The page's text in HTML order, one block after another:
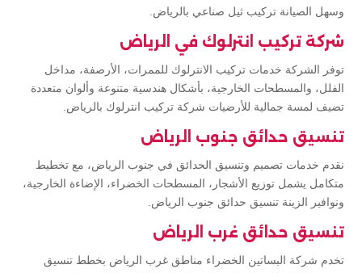
وسهل الصيانة تركيب ثيل صناعي بالرياض.
شركة تركيب انترلوك في الرياض
توفر الشركة خدمات تركيب الانترلوك للممرات، الأرصفة، مداخل
الفلل، والمسطحات الخارجية، بأشكال هندسية متنوعة وألوان متعددة
تضيف لمسة جمالية للأرضيات شركة تركيب انترلوك بالرياض.
تنسيق حدائق جنوب الرياض
نقدم خدمات تصميم وتنسيق الحدائق في جنوب الرياض، مع تخطيط
متكامل يشمل توزيع الأشجار، المسطحات الخضراء، الإضاءة الخارجية،
ونوافير الزينة تنسيق حدائق جنوب الرياض.
تنسيق حدائق غرب الرياض
تخدم شركة البساتين الخضراء مناطق غرب الرياض بخطط تنسيق